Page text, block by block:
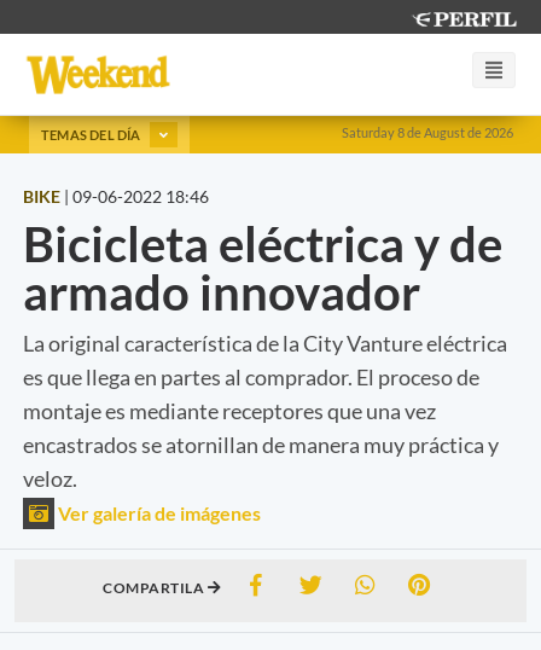
Saturday 8 de August de 2026
TEMAS DEL DÍA
BIKE | 09-06-2022 18:46
Bicicleta eléctrica y de
armado innovador
La original característica de la City Vanture eléctrica
es que llega en partes al comprador. El proceso de
montaje es mediante receptores que una vez
encastrados se atornillan de manera muy práctica y
veloz.
Ver galería de imágenes
COMPARTILA